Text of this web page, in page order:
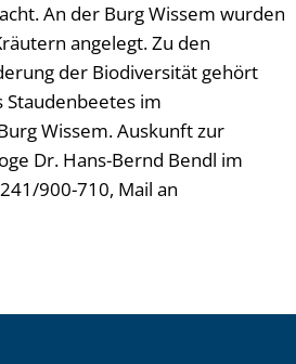
An der Burg Wissem wurden
angelegt. Zu den
der Biodiversität gehört
Staudenbeetes im
Wissem. Auskunft zur
Dr. Hans-Bernd Bendl im
900-710, Mail an